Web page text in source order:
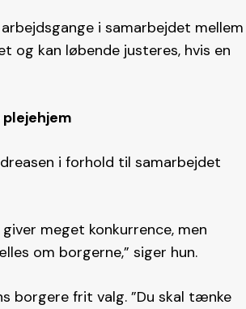
i samarbejdet mellem
og kan løbende justeres, hvis en
i forhold til samarbejdet
meget konkurrence, men
om borgerne,” siger hun.
borgere frit valg. ”Du skal tænke